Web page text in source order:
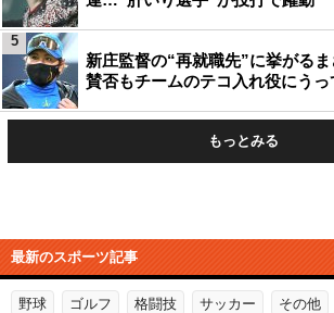
新庄監督の“再就職先”に挙がる
賛否もチームのテコ入れ役にうっ
5
もっとみる
最新のスポーツ記事
野球 ゴルフ 格闘技 サッカー その他